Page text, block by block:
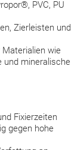
PVC, PU
Zierleisten und
wie
und mineralische
Fixierzeiten
gegen hohe